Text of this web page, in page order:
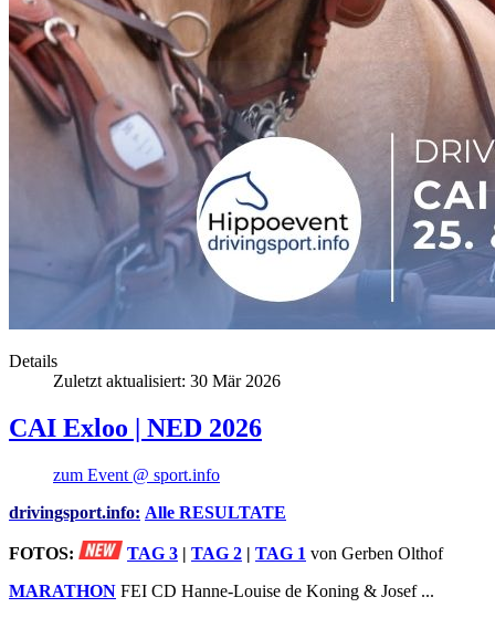
Details
Zuletzt aktualisiert: 30 Mär 2026
CAI Exloo | NED 2026
zum Event @ sport.info
drivingsport.info: Alle RESULTATE
FOTOS: TAG 3 | TAG 2 | TAG 1 von Gerben Olthof
MARATHON FEI CD Hanne-Louise de Koning & Josef ...